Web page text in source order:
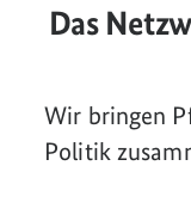
Das
Wir bringen
Politik